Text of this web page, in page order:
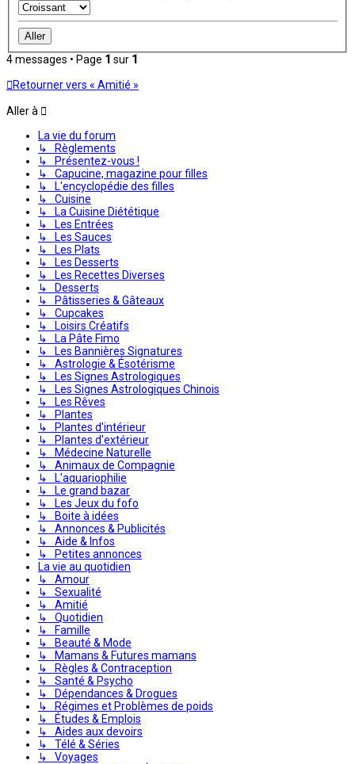
4 messages • Page 1 sur 1
Retourner vers « Amitié »
Aller à
La vie du forum
↳ Règlements
↳ Présentez-vous !
↳ Capucine, magazine pour filles
↳ L'encyclopédie des filles
↳ Cuisine
↳ La Cuisine Diététique
↳ Les Entrées
↳ Les Sauces
↳ Les Plats
↳ Les Desserts
↳ Les Recettes Diverses
↳ Desserts
↳ Pâtisseries & Gâteaux
↳ Cupcakes
↳ Loisirs Créatifs
↳ La Pâte Fimo
↳ Les Bannières Signatures
↳ Astrologie & Ésotérisme
↳ Les Signes Astrologiques
↳ Les Signes Astrologiques Chinois
↳ Les Rêves
↳ Plantes
↳ Plantes d'intérieur
↳ Plantes d'extérieur
↳ Médecine Naturelle
↳ Animaux de Compagnie
↳ L'aquariophilie
↳ Le grand bazar
↳ Les Jeux du fofo
↳ Boite à idées
↳ Annonces & Publicités
↳ Aide & Infos
↳ Petites annonces
La vie au quotidien
↳ Amour
↳ Sexualité
↳ Amitié
↳ Quotidien
↳ Famille
↳ Beauté & Mode
↳ Mamans & Futures mamans
↳ Règles & Contraception
↳ Santé & Psycho
↳ Dépendances & Drogues
↳ Régimes et Problèmes de poids
↳ Études & Emplois
↳ Aides aux devoirs
↳ Télé & Séries
↳ Voyages